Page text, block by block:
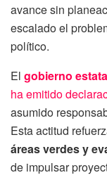
avance sin
escalado el
político.
El gobierno
ha emitido
asumido
Esta actitud
áreas verdes y
de impulsar